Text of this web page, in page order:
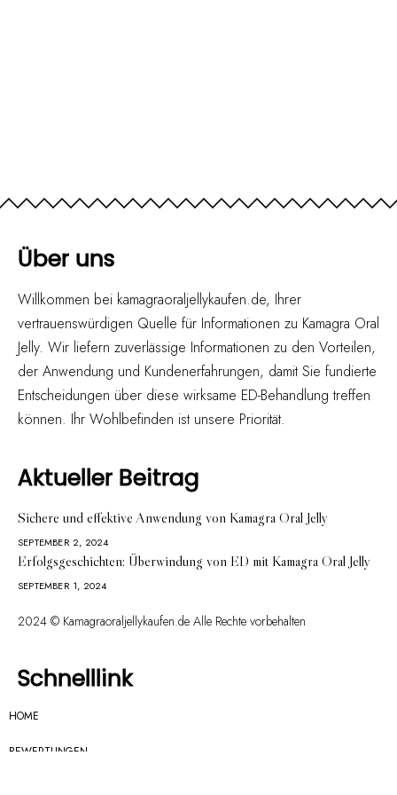
Über uns
Willkommen bei kamagraoraljellykaufen.de, Ihrer
vertrauenswürdigen Quelle für Informationen zu Kamagra Oral
Jelly. Wir liefern zuverlässige Informationen zu den Vorteilen,
der Anwendung und Kundenerfahrungen, damit Sie fundierte
Entscheidungen über diese wirksame ED-Behandlung treffen
können. Ihr Wohlbefinden ist unsere Priorität.
Aktueller Beitrag
Sichere und effektive Anwendung von Kamagra Oral Jelly
SEPTEMBER 2, 2024
Erfolgsgeschichten: Überwindung von ED mit Kamagra Oral Jelly
SEPTEMBER 1, 2024
2024 © Kamagraoraljellykaufen.de Alle Rechte vorbehalten
Schnelllink
HOME
BEWERTUNGEN